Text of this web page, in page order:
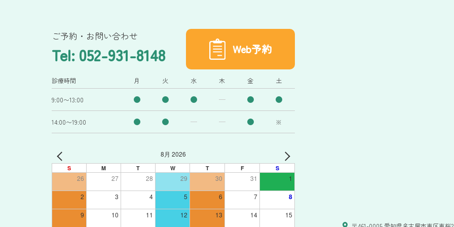
ご予約・お問い合わせ
Tel: 052-931-8148 Web予約
診療時間 月 火 水 木 金 土
9:00〜13:00
14:00〜19:00 ※
8月 2026
S M T W T F S
26 27 28 29 30 31 1
2 3 4 5 6 7 8
9 10 11 12 13 14
15